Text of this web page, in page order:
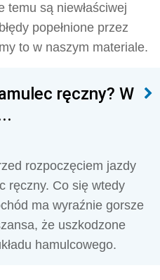
temu są niewłaściwej
popełnione przez
to w naszym materiale.
ręczny? W
rozpoczęciem jazdy
ręczny. Co się wtedy
ma wyraźnie gorsze
że uszkodzone
hamulcowego.